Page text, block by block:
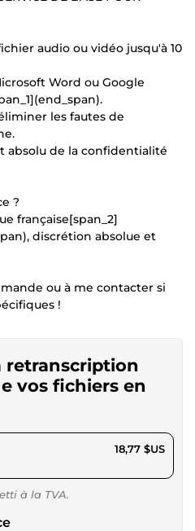
audio ou vidéo jusqu'à 10
Word ou Google
les fautes de
absolu de la confidentialité
?
française[span_2]
discrétion absolue et
ou à me contacter si
!
retranscription
vos fichiers en
$US 18,77 $US
à la TVA.